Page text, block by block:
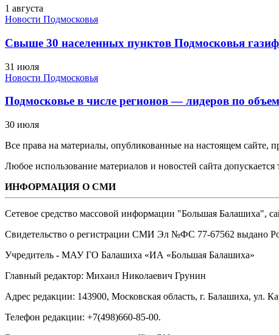
1 августа
Новости Подмосковья
Свыше 30 населенных пунктов Подмосковья
31 июля
Новости Подмосковья
Подмосковье в числе регионов — лидеров по
30 июля
Все права на материалы, опубликованные на настоящем
Любое использование материалов и новостей сайта
ИНФОРМАЦИЯ О СМИ
Сетевое средство массовой информации "Большая Балашиха",
Свидетельство о регистрации СМИ Эл №ФС ‎77-67562 выдано
Учредитель - МАУ ГО Балашиха «ИА «Большая Балашиха»
Главный редактор: Михаил Николаевич Грунин
Адрес редакции: 143900, Московская область, г. Балашиха, ул.
Телефон редакции: +7(498)660-85-00.